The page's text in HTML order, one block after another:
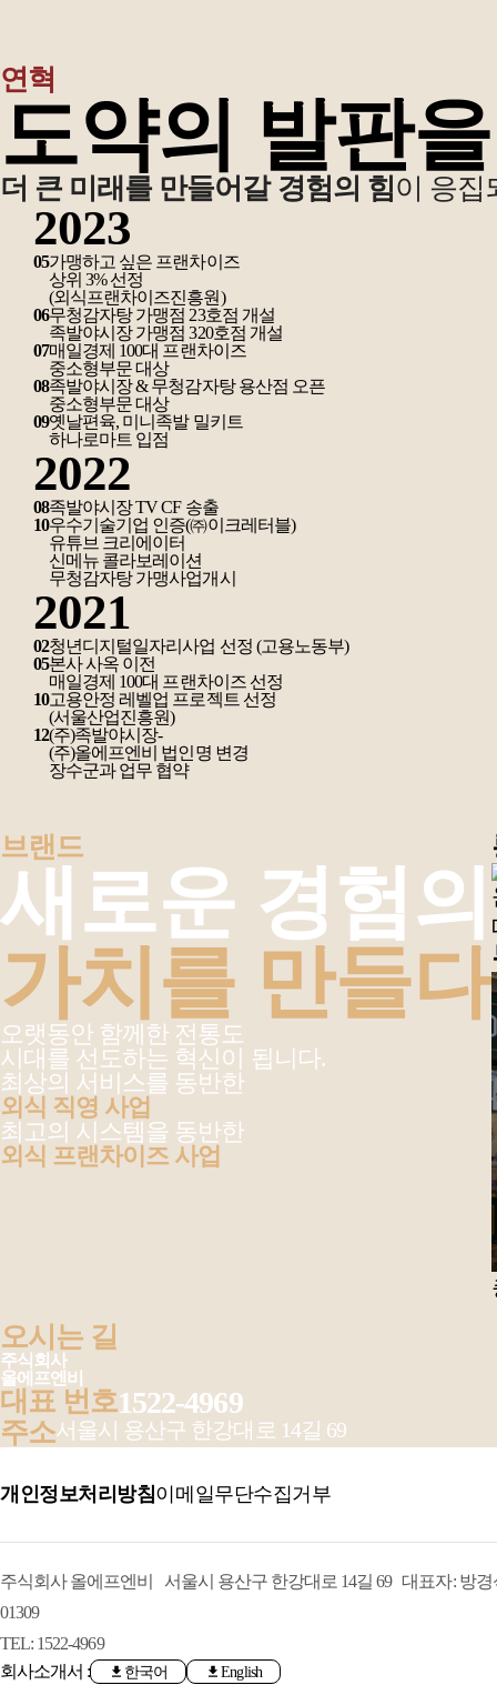
연혁
도약의 발판
더 큰 미래를 만들어갈 경험의 힘이 응집
2023
05가맹하고 싶은 프랜차이즈
상위 3% 선정
(외식프랜차이즈진흥원)
06무청감자탕 가맹점 23호점 개설
족발야시장 가맹점 320호점 개설
07매일경제 100대 프랜차이즈
중소형부문 대상
08족발야시장 & 무청감자탕 용산점 오픈
중소형부문 대상
09옛날편육, 미니족발 밀키트
하나로마트 입점
2022
08족발야시장 TV CF 송출
10우수기술기업 인증(㈜이크레터블)
유튜브 크리에이터
신메뉴 콜라보레이션
무청감자탕 가맹사업개시
2021
02청년디지털일자리사업 선정 (고용노동부)
05본사 사옥 이전
매일경제 100대 프랜차이즈 선정
10고용안정 레벨업 프로젝트 선정
(서울산업진흥원)
12(주)족발야시장-
(주)올에프엔비 법인명 변경
장수군과 업무 협약
브랜드
새로운 경험의
가치를 만들다
오랫동안 함께한 전통도
시대를 선도하는 혁신이 됩니다.
최상의 서비스를 동반한
외식 직영 사업
최고의 시스템을 동반한
외식 프랜차이즈 사업
오시는 길
주식회사
올에프엔비
대표 번호1522-4969
주소서울시 용산구 한강대로 14길 69
개인정보처리방침이메일무단수집거부
주식회사 올에프엔비 서울시 용산구 한강대로 14길 69 대표자: 방경
01309
TEL: 1522-4969
회사소개서 :
한국어 English